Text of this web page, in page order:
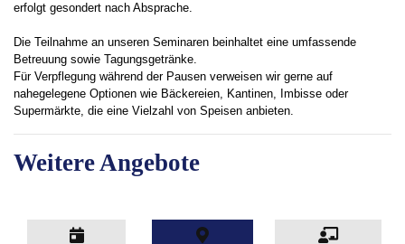
erfolgt gesondert nach Absprache.
Die Teilnahme an unseren Seminaren beinhaltet eine umfassende
Betreuung sowie Tagungsgetränke.
Für Verpflegung während der Pausen verweisen wir gerne auf
nahegelegene Optionen wie Bäckereien, Kantinen, Imbisse oder
Supermärkte, die eine Vielzahl von Speisen anbieten.
Weitere Angebote